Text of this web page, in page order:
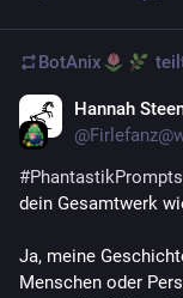
BotAnix
Hannah
@
#PhantastikPrompts
dein Gesamtwerk
Ja, meine
Menschen oder